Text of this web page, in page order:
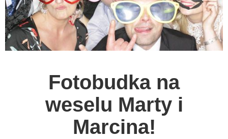
Fotobudka na
weselu Marty i
Marcina!
Cennik
Kontakt
Aktualności